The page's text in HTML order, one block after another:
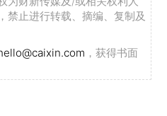
禁止进行转载、摘编、复制及
，获得书面